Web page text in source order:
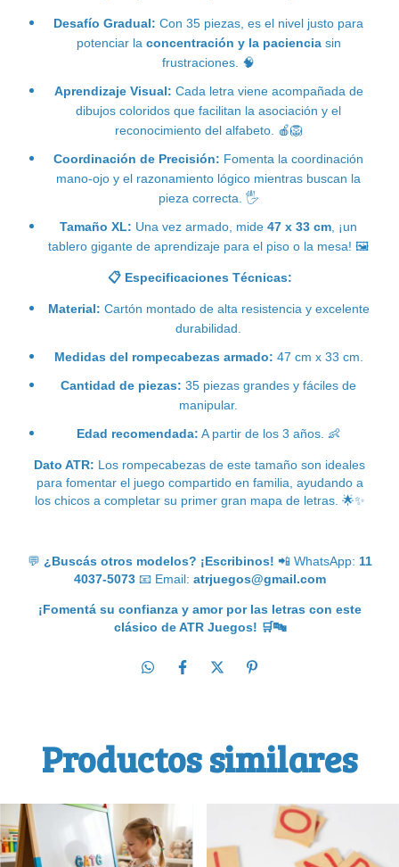
Desafío Gradual: Con 35 piezas, es el nivel justo para
potenciar la concentración y la pacienciasin
frustraciones. 🧠
Aprendizaje Visual: Cada letra viene acompañada de
dibujos coloridos que facilitan la asociación y el
reconocimiento del alfabeto. 🍎🦁
Coordinación de Precisión: Fomenta la coordinación
mano-ojo y el razonamiento lógico mientras buscan la
pieza correcta. 🖐
Tamaño XL: Una vez armado, mide 47 x 33 cm , ¡un
tablero gigante de aprendizaje para el piso o la mesa! 🖼
📋Especificaciones Técnicas:
Material: Cartón montado de alta resistencia y excelente
durabilidad.
Medidas del rompecabezas armado: 47 cm x 33 cm.
Cantidad de piezas: 35 piezas grandes y fáciles de
manipular.
Edad recomendada: A partir de los 3 años. 👶
Dato ATR: Los rompecabezas de este tamaño son ideales
para fomentar el juego compartido en familia, ayudando a
los chicos a completar su primer gran mapa de letras. 🌟✨
💬 ¿Buscás otros modelos? ¡Escribinos! 📲WhatsApp: 11
4037-5073 📧Email: atrjuegos@gmail.com
¡Fomentá su confianza y amor por las letras con este
clásico de ATR Juegos! 🛒🔤
Productos similares